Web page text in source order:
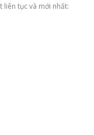
liên tục và mới nhất: